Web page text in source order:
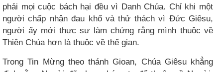
phải mọi cuộc bách hại đều vì Danh Chúa. Chỉ khi một
người chấp nhận đau khổ và thử thách vì Đức Giêsu,
người ấy mới thực sự làm chứng rằng mình thuộc về
Thiên Chúa hơn là thuộc về thế gian.
Trong Tin Mừng theo thánh Gioan, Chúa Giêsu khẳng